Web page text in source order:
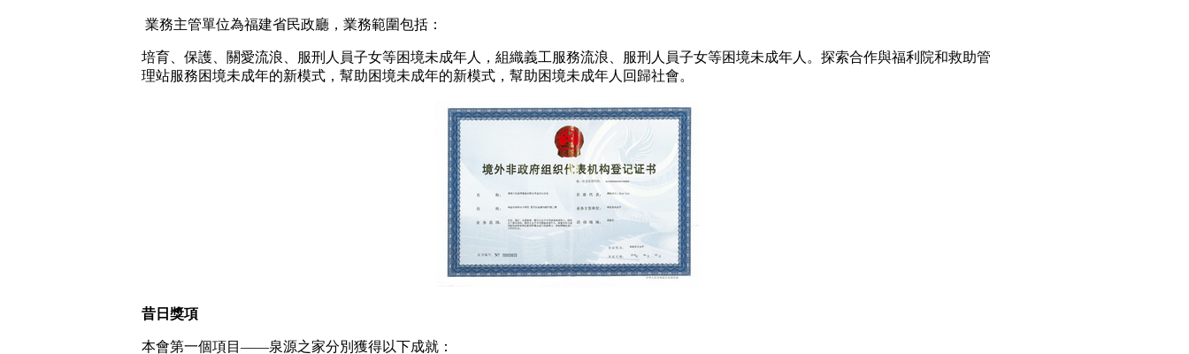
業務主管單位為福建省民政廳，業務範圍包括：
培育、保護、關愛流浪、服刑人員子女等困境未成年人，組織義工服務流浪、服刑人員子女等困境未成年人。探索合作與福利院和救助管
理站服務困境未成年的新模式，幫助困境未成年的新模式，幫助困境未成年人回歸社會。
昔日獎項
本會第一個項目——泉源之家分別獲得以下成就：